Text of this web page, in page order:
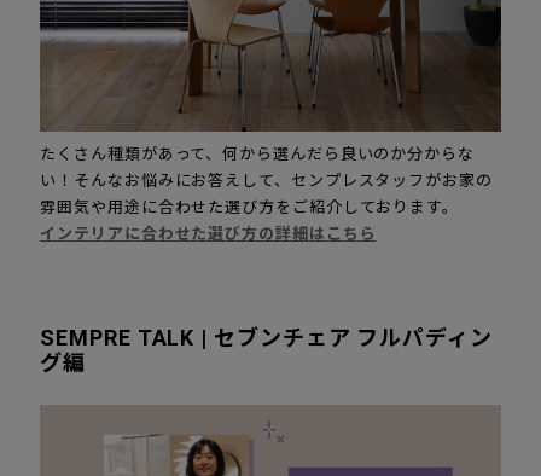
たくさん種類があって、何から選んだら良いのか分からな
い！そんなお悩みにお答えして、センプレスタッフがお家の
雰囲気や用途に合わせた選び方をご紹介しております。
インテリアに合わせた選び方の詳細はこちら
SEMPRE TALK | セブンチェア フルパディン
グ編